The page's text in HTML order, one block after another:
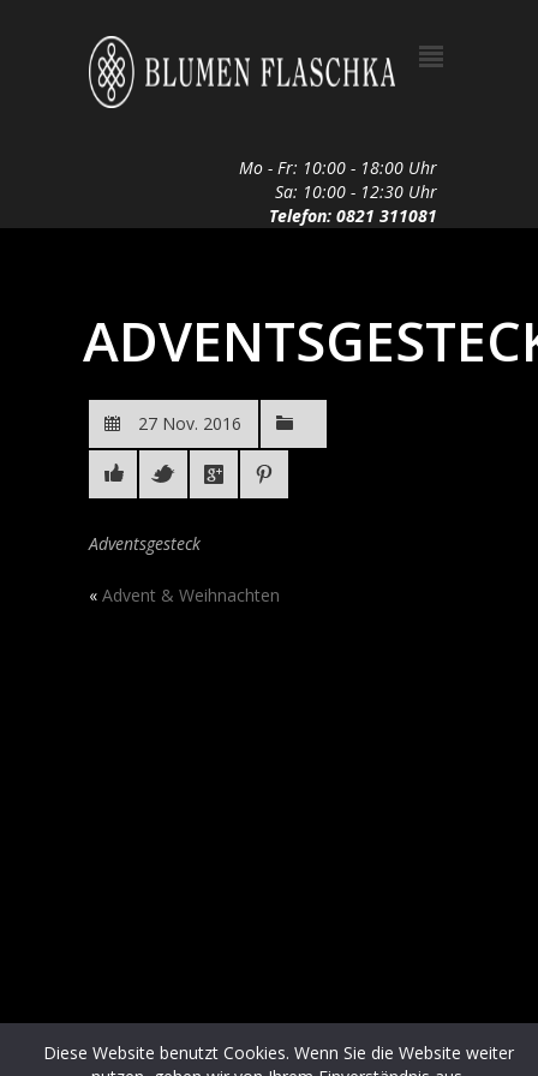
Mo - Fr: 10:00 - 18:00 Uhr
Sa: 10:00 - 12:30 Uhr
Telefon: 0821 311081
27 Nov. 2016
Adventsgesteck
« Advent & Weihnachten
Diese Website benutzt Cookies. Wenn Sie die Website weiter